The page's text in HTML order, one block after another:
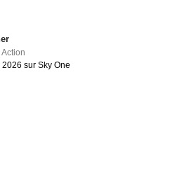
Action
sur Sky One